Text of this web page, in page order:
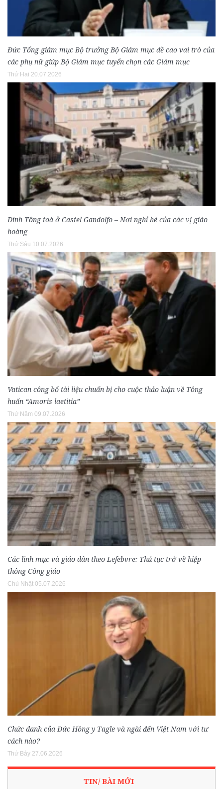
Đức Tổng giám mục Bộ trưởng Bộ Giám mục đề cao vai trò của
các phụ nữ giúp Bộ Giám mục tuyển chọn các Giám mục
Thứ Hai 20.07.2026
Dinh Tông toà ở Castel Gandolfo – Nơi nghỉ hè của các vị giáo
hoàng
Thứ Sáu 10.07.2026
Vatican công bố tài liệu chuẩn bị cho cuộc thảo luận về Tông
huấn “Amoris laetitia”
Thứ Năm 09.07.2026
Các linh mục và giáo dân theo Lefebvre: Thủ tục trở về hiệp
thông Công giáo
Chủ Nhật 05.07.2026
Chức danh của Đức Hồng y Tagle và ngài đến Việt Nam với tư
cách nào?
Thứ Bảy 27.06.2026
TIN/ BÀI MỚI